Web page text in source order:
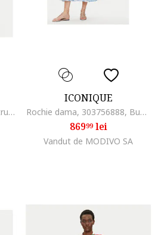
Rochie de vara dama albastru, fabricat din material usor
ICONIQUE
Rochie dama, 303756888, Bumbac, Albastru, Albastru
86999lei
Vandut de MODIVO SA